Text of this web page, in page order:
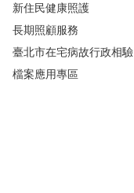
新住民健康照護
長期照顧服務
臺北市在宅病故行政相驗
檔案應用專區